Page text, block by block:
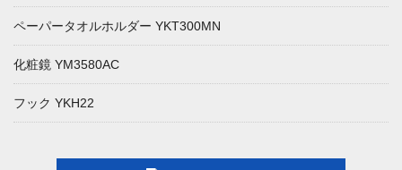
ペーパータオルホルダー YKT300MN
化粧鏡 YM3580AC
フック YKH22